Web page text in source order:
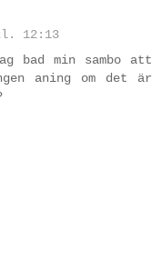
12:13
bad min sambo att
aning om det är